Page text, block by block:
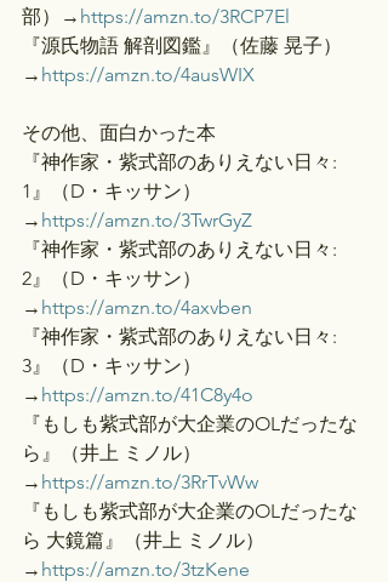
部）→ https://amzn.to/3RCP7El
『源氏物語 解剖図鑑』（佐藤 晃子）
→ https://amzn.to/4ausWIX
その他、面白かった本
『神作家・紫式部のありえない日々:
1』（D・キッサン）
→ https://amzn.to/3TwrGyZ
『神作家・紫式部のありえない日々:
2』（D・キッサン）
→ https://amzn.to/4axvben
『神作家・紫式部のありえない日々:
3』（D・キッサン）
→ https://amzn.to/41C8y4o
『もしも紫式部が大企業のOLだったな
ら』（井上 ミノル）
→ https://amzn.to/3RrTvWw
『もしも紫式部が大企業のOLだったな
ら 大鏡篇』（井上 ミノル）
→ https://amzn.to/3tzKene